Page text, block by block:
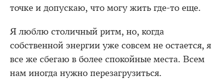
точке и допускаю, что могу жить где-то еще.
Я люблю столичный ритм, но, когда
собственной энергии уже совсем не остается, я
все же сбегаю в более спокойные места. Всем
нам иногда нужно перезагрузиться.